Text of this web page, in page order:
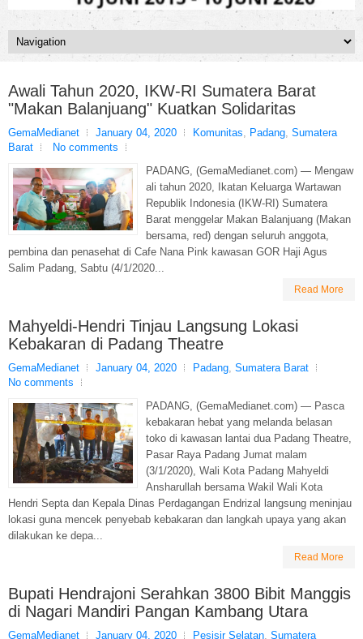
Awali Tahun 2020, IKW-RI Sumatera Barat
"Makan Balanjuang" Kuatkan Solidaritas
GemaMedianet January 04, 2020 Komunitas, Padang, Sumatera
Barat
No comments
PADANG, (GemaMedianet.com) — Mengaw
ali tahun 2020, Ikatan Keluarga Wartawan
Republik Indonesia (IKW-RI) Sumatera
Barat menggelar Makan Balanjuang (Makan
bersama, red) dengan seluruh anggota,
pembina dan penasehat di Cafe Nana Pink kawasan GOR Haji Agus
Salim Padang, Sabtu (4/1/2020...
Read More
Mahyeldi-Hendri Tinjau Langsung Lokasi
Kebakaran di Padang Theatre
GemaMedianet January 04, 2020 Padang, Sumatera Barat
No comments
PADANG, (GemaMedianet.com) — Pasca
kebakaran hebat yang melanda belasan
toko di kawasan lantai dua Padang Theatre,
Pasar Raya Padang Jumat malam
(3/1/2020), Wali Kota Padang Mahyeldi
Ansharullah bersama Wakil Wali Kota
Hendri Septa dan Kepala Dinas Perdagangan Endrizal langsung meninjau
lokasi guna mencek penyebab kebakaran dan langkah upaya yang akan
dilakukan ke depa...
Read More
Bupati Hendrajoni Serahkan 3800 Bibit Manggis
di Nagari Mandiri Pangan Kambang Utara
GemaMedianet January 04, 2020 Pesisir Selatan, Sumatera